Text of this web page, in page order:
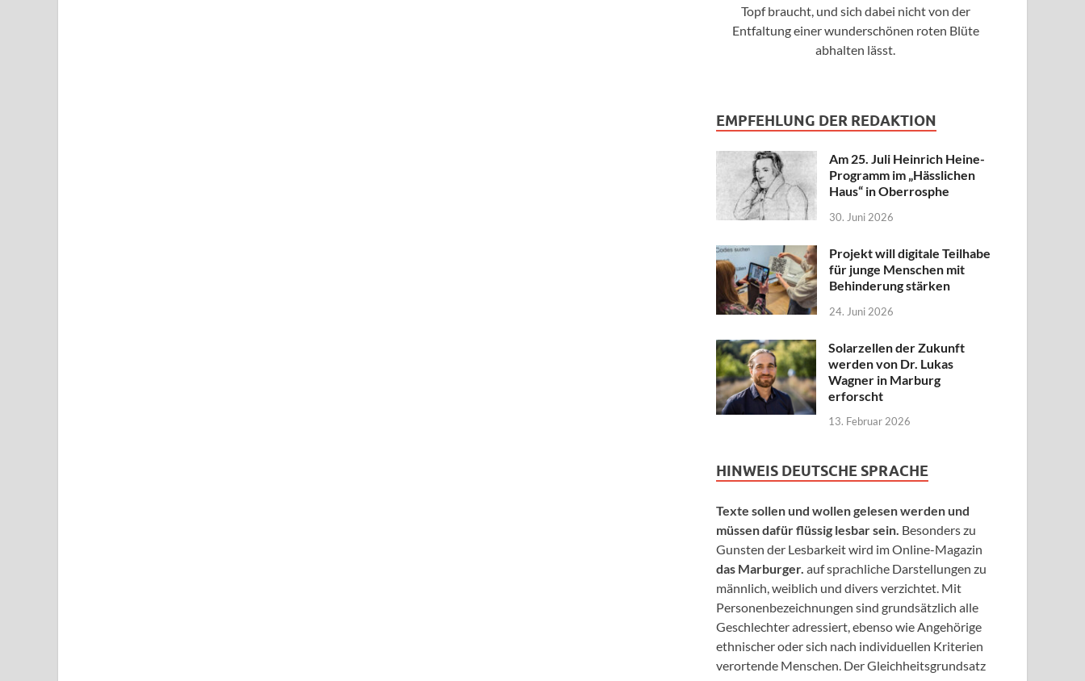
Topf braucht, und sich dabei nicht von der
Entfaltung einer wunderschönen roten Blüte
abhalten lässt.
EMPFEHLUNG DER REDAKTION
Am 25. Juli Heinrich Heine-
Programm im „Hässlichen
Haus“ in Oberrosphe
30. Juni 2026
Projekt will digitale Teilhabe
für junge Menschen mit
Behinderung stärken
24. Juni 2026
Solarzellen der Zukunft
werden von Dr. Lukas
Wagner in Marburg
erforscht
13. Februar 2026
HINWEIS DEUTSCHE SPRACHE
Texte sollen und wollen gelesen werden und
müssen dafür flüssig lesbar sein. Besonders zu
Gunsten der Lesbarkeit wird im Online-Magazin
das Marburger. auf sprachliche Darstellungen zu
männlich, weiblich und divers verzichtet. Mit
Personenbezeichnungen sind grundsätzlich alle
Geschlechter adressiert, ebenso wie Angehörige
ethnischer oder sich nach individuellen Kriterien
verortende Menschen. Der Gleichheitsgrundsatz